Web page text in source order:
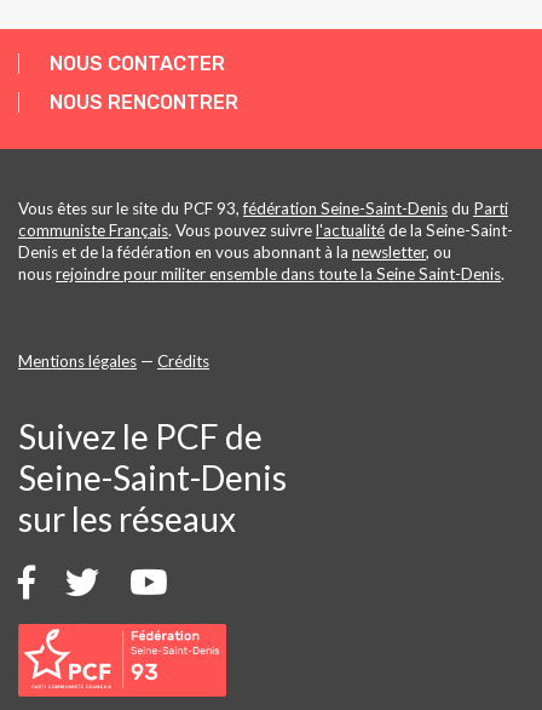
NOUS CONTACTER
NOUS RENCONTRER
Vous êtes sur le site du PCF 93,fédération Seine-Saint-Denisdu Parti
communiste Français. Vous pouvez suivrel'actualitéde la Seine-Saint-
Denis et de la fédération en vous abonnant à la newsletter, ou
nousrejoindre pour militer ensemble dans toute la Seine Saint-Denis.
Mentions légales — Crédits
Suivez le PCF de
Seine-Saint-Denis
sur les réseaux